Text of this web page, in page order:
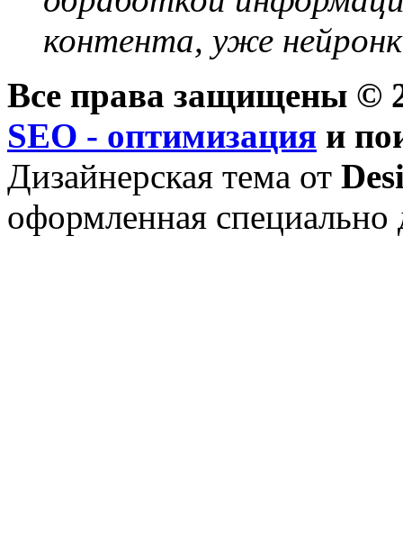
контента, уже
Все права защищены ©
SEO - оптимизация и
Дизайнерская тема от
оформленная